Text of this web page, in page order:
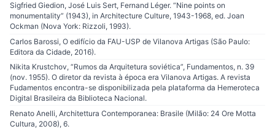
Sigfried Giedion, José Luis Sert, Fernand Léger. “Nine points on
monumentality” (1943), in Architecture Culture, 1943-1968, ed. Joan
Ockman (Nova York: Rizzoli, 1993).
Carlos Barossi, O edifício da FAU-USP de Vilanova Artigas (São Paulo:
Editora da Cidade, 2016).
Nikita Krustchov, “Rumos da Arquitetura soviética”, Fundamentos, n. 39
(nov. 1955). O diretor da revista à época era Vilanova Artigas. A revista
Fudamentos encontra-se disponibilizada pela plataforma da Hemeroteca
Digital Brasileira da Biblioteca Nacional.
Renato Anelli, Architettura Contemporanea: Brasile (Milão: 24 Ore Motta
Cultura, 2008), 6.